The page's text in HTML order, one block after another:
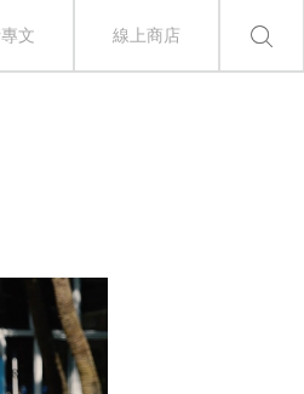
文 線上商店